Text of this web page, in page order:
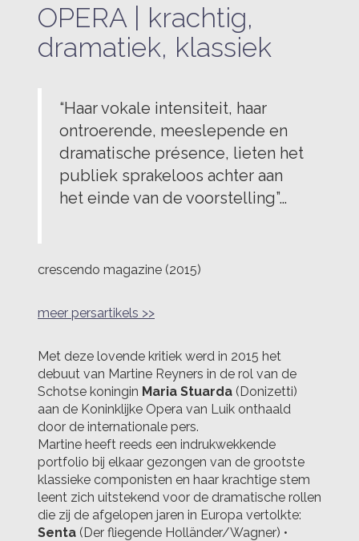
OPERA | krachtig,
dramatiek, klassiek
“Haar vokale intensiteit, haar
ontroerende, meeslepende en
dramatische présence, lieten het
publiek sprakeloos achter aan
het einde van de voorstelling”…
crescendo magazine (2015)
meer persartikels >>
Met deze lovende kritiek werd in 2015 het
debuut van Martine Reyners in de rol van de
Schotse koningin Maria Stuarda (Donizetti)
aan de Koninklijke Opera van Luik onthaald
door de internationale pers.
Martine heeft reeds een indrukwekkende
portfolio bij elkaar gezongen van de grootste
klassieke componisten en haar krachtige stem
leent zich uitstekend voor de dramatische rollen
die zij de afgelopen jaren in Europa vertolkte:
Senta (Der fliegende Holländer/Wagner) •